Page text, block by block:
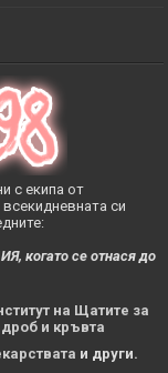
с екипа от
си
се отнася до
на Щатите за
и кръвта
и други.